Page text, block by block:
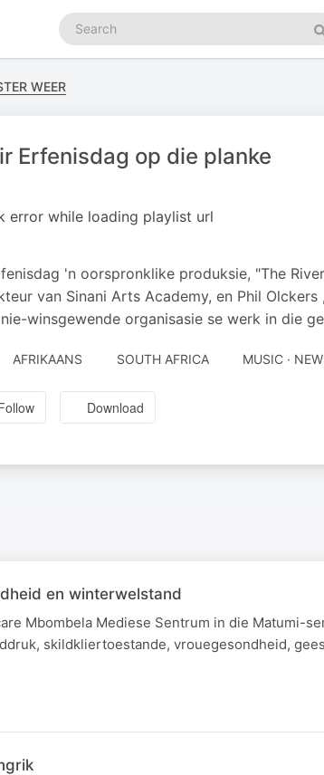
Search
podcasts
WEER
Erfenisdag op die planke
error while loading playlist url
'n oorspronklike produksie, "The
van Sinani Arts Academy, en Phil
winsgewende organisasie se werk in die
AFRIKAANS SOUTH AFRICA MUSIC ·
Download
en winterwelstand
Mbombela Mediese Sentrum in die Matumi-
skildkliertoestande, vrouegesondheid,